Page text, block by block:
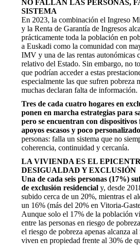
NO FALLAN LAS PERSONAS,
SISTEMA
En 2023, la combinación el Ingreso
y la Renta de Garantía de Ingresos
prácticamente toda la población en
a Euskadi como la comunidad con
IMV y una de las rentas autonómicas
relativo del Estado. Sin embargo, no
que podrían acceder a estas
especialmente las que sufren pobreza
muchas declaran falta de información.
Tres de cada cuatro hogares en
ponen en marcha estrategias para
pero se encuentran con dispositivos
apoyos escasos y poco
personas: falla un sistema que no
coherencia, continuidad y cercanía.
LA VIVIENDA ES EL
DESIGUALDAD Y EXCLUSIÓN
Una de cada seis personas (17%)
de exclusión residencial y, desde
subido cerca de un 20%, mientras el
un 16% (más del 20% en Vitoria-
Aunque solo el 17% de la población
entre las personas en riesgo de
el riesgo de pobreza apenas alcanza
viven en propiedad frente al 30% de